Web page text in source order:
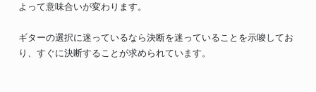
よって意味合いが変わります。
ギターの選択に迷っているなら決断を迷っていることを示唆してお
り、すぐに決断することが求められています。